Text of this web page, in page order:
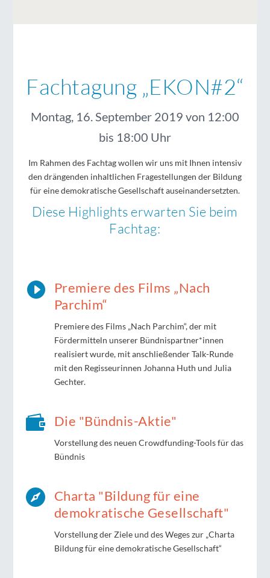
Fachtagung „EKON#2“
Montag, 16. September 2019 von 12:00
bis 18:00 Uhr
Im Rahmen des Fachtag wollen wir uns mit Ihnen intensiv
den drängenden inhaltlichen Fragestellungen der Bildung
für eine demokratische Gesellschaft auseinandersetzten.
Diese Highlights erwarten Sie beim
Fachtag:

Premiere des Films „Nach
Parchim“
Premiere des Films „Nach Parchim“, der mit
Fördermitteln unserer Bündnispartner*innen
realisiert wurde, mit anschließender Talk-Runde
mit den Regisseurinnen Johanna Huth und Julia
Gechter.
 Die "Bündnis-Aktie"
Vorstellung des neuen Crowdfunding-Tools für das
Bündnis
 Charta "Bildung für eine
demokratische Gesellschaft"
Vorstellung der Ziele und des Weges zur „Charta
Bildung für eine demokratische Gesellschaft“